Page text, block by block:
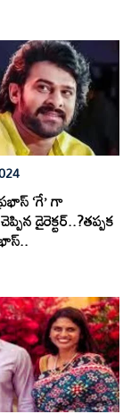
‘గే’ గా
డైరెక్టర్..?తప్పక